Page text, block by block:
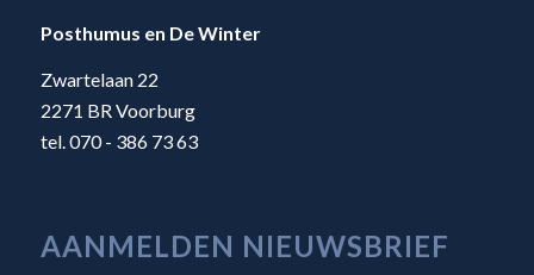
Posthumus en De Winter
Zwartelaan 22
2271 BR Voorburg
tel. 070 - 386 73 63
AANMELDEN NIEUWSBRIEF